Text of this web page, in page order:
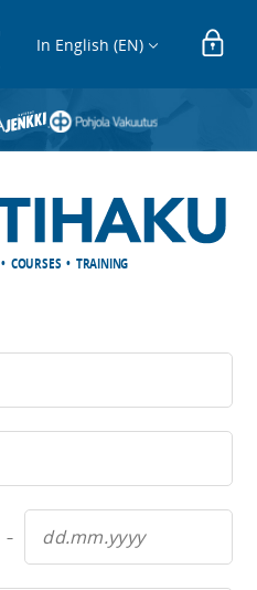
In English (EN)
COURSES • TRAINING
–